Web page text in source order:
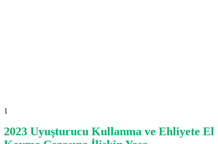
1
2023 Uyuşturucu Kullanma ve Ehliyete El